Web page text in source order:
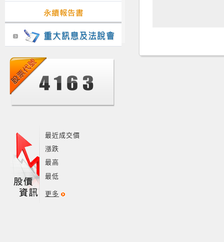
最近成交價
漲跌
最高
最低
更多